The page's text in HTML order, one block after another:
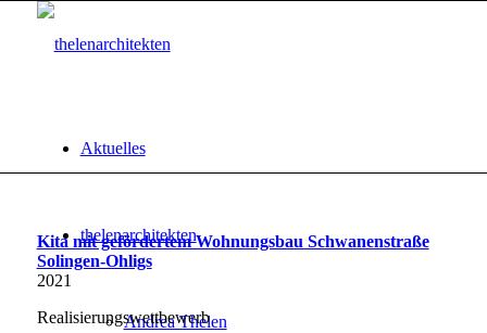
Aktuelles
thelenarchitekten
Andrea Thelen
Kita mit gefördertem Wohnungsbau Schwanenstraße
Solingen-Ohligs
2021
Realisierungswettbewerb